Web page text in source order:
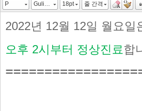
P Gulim, Arial 18pt 줄 간격